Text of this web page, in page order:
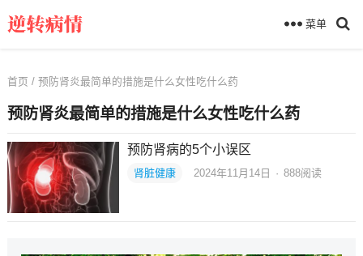
菜单
首页 / 预防肾炎最简单的措施是什么女性吃什么药
预防肾炎最简单的措施是什么女性吃什么药
预防肾病的5个小误区
肾脏健康 2024年11月14日 · 888阅读